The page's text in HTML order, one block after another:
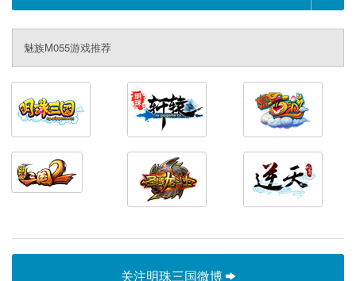
魅族M055游戏推荐
关注明珠三国微博